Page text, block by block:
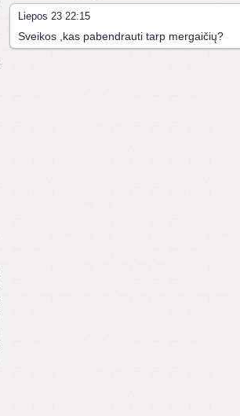
Liepos 23 22:15
Sveikos ,kas pabendrauti tarp mergaičių?